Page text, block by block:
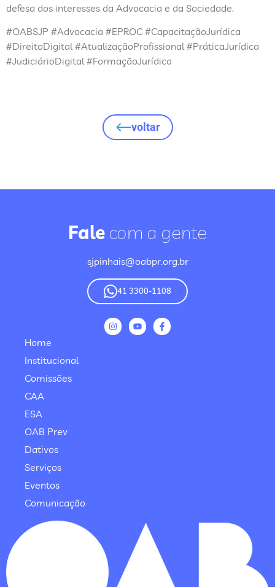
defesa dos interesses da Advocacia e da Sociedade.
#OABSJP #Advocacia #EPROC #CapacitaçãoJurídica
#DireitoDigital #AtualizaçãoProfissional #PráticaJurídica
#JudiciárioDigital #FormaçãoJurídica
voltar
Fale com a gente
sjpinhais@oabpr.org.br
41 3300-1108
Home
Institucional
Comissões
CAA
ESA
OAB Prev
Dativos
Serviços
Eventos
Comunicação